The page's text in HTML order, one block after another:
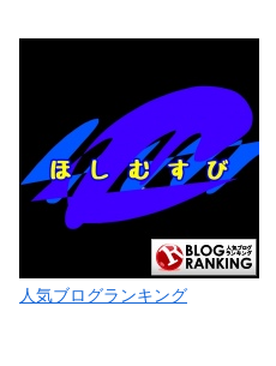
人気ブログランキング